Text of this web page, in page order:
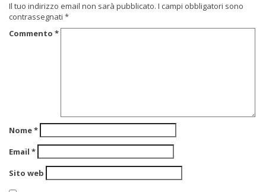
Il tuo indirizzo email non sarà pubblicato. I campi obbligatori sono
contrassegnati *
Commento *
Nome*
Email *
Sito web